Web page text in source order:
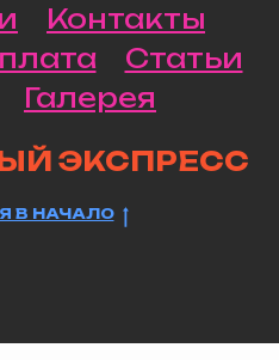
Контакты
Статьи
Галерея
ЭКСПРЕСС
В НАЧАЛО